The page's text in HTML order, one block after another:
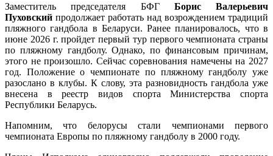
Заместитель председателя БФГ Борис Валерьевич
Пуховский продолжает работать над возрождением традиций
пляжного гандбола в Беларуси. Ранее планировалось, что в
июне 2026 г. пройдет первый тур первого чемпионата страны
по пляжному гандболу. Однако, по финансовым причинам,
этого не произошло. Сейчас соревнования намечены на 2027
год. Положение о чемпионате по пляжному гандболу уже
разослано в клубы. К слову, эта разновидность гандбола уже
внесена в реестр видов спорта Министерства спорта
Республики Беларусь.
Напомним, что белорусы стали чемпионами первого
чемпионата Европы по пляжному гандболу в 2000 году.